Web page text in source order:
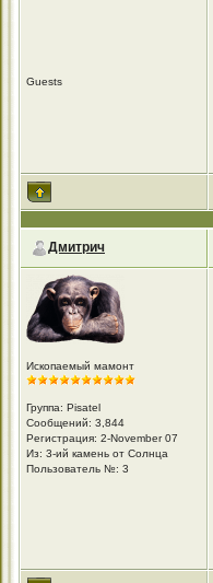
Guests
Дмитрич
Ископаемый мамонт
Группа: Pisatel
Сообщений: 3,844
Регистрация: 2-November 07
Из: 3-ий камень от Солнца
Пользователь №: 3